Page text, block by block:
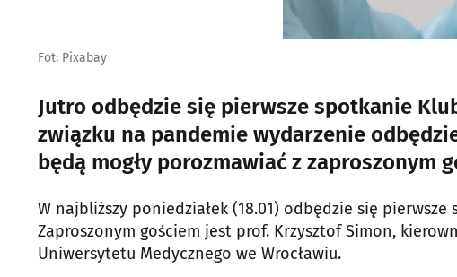
Fot: Pixabay
Jutro odbędzie się pierwsze spotkanie
związku na pandemie wydarzenie
będą mogły porozmawiać z zaproszonym
W najbliższy poniedziałek (18.01) odbędzie się
Zaproszonym gościem jest prof. Krzysztof Simon,
Uniwersytetu Medycznego we Wrocławiu.